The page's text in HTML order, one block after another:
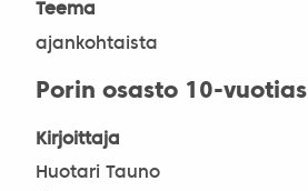
Teema
ajankohtaista
Porin osasto 10-vuotias
Kirjoittaja
Huotari Tauno